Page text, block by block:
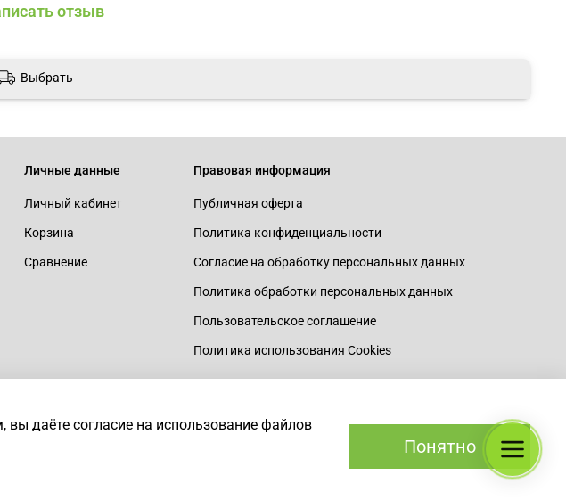
отзыв
Выбрать
Личные данные
Личный кабинет
Корзина
Сравнение
Правовая информация
Публичная оферта
Политика конфиденциальности
Согласие на обработку персональных данных
Политика обработки персональных данных
Пользовательское соглашение
Политика использования Cookies
даёте согласие на использование файлов
Понятно